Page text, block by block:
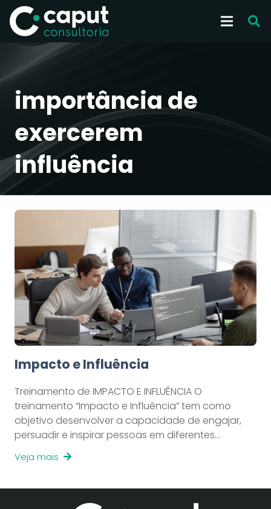
importância de
exercerem
influência
Impacto e Influência
Treinamento de IMPACTO E INFLUÊNCIA O
treinamento “Impacto e Influência” tem como
objetivo desenvolver a capacidade de engajar,
persuadir e inspirar pessoas em diferentes…
Veja mais